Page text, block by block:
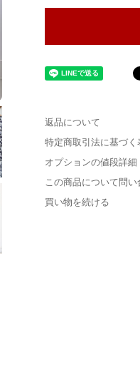
返品について
特定商取引法に基づく
オプションの値段詳細
この商品について問い
買い物を続ける